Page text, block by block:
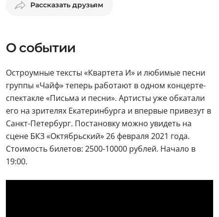
Рассказать друзьям
О событии
Остроумные тексты «Квартета И» и любимые песни
группы «Чайф» теперь работают в одном концерте-
спектакле «Письма и песни». Артисты уже обкатали
его на зрителях Екатеринбурга и впервые привезут в
Санкт-Петербург. Постановку можно увидеть на
сцене БКЗ «Октябрьский» 26 февраля 2021 года.
Стоимость билетов: 2500-10000 рублей. Начало в
19:00.